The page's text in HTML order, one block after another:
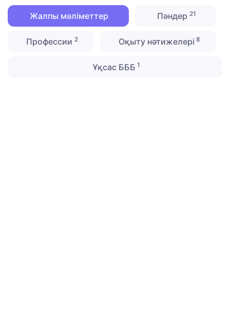
Жалпы мәліметтер Пәндер 21
Профессии 2 Оқыту нәтижелері 8
Ұқсас БББ 1